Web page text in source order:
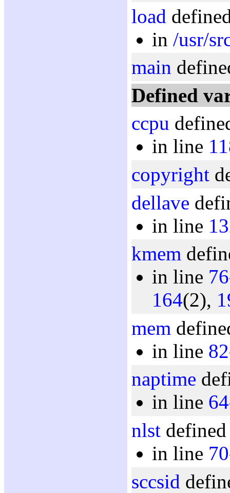
load
in /usr/
main
Defined
ccpu
in line
copyright
dellave
in line
kmem
in line 76
164(2),
mem
in line 82
naptime
in line 64
nlst
in line 70
sccsid